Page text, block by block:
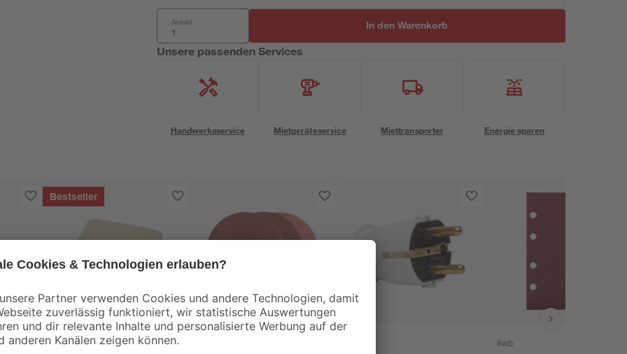
Anzahl: In den Warenkorb
Unsere passenden Services
Handwerksservice Mietgeräteservice Miettransporter Energie sparen
Bestseller
B1 kwb